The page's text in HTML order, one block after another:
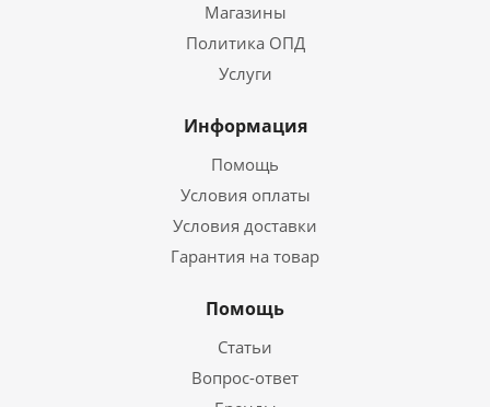
Магазины
Политика ОПД
Услуги
Информация
Помощь
Условия оплаты
Условия доставки
Гарантия на товар
Помощь
Статьи
Вопрос-ответ